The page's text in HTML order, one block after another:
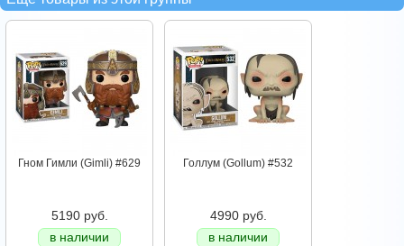
Гном Гимли (Gimli) #629
5190 руб.
в наличии
Голлум (Gollum) #532
4990 руб.
в наличии